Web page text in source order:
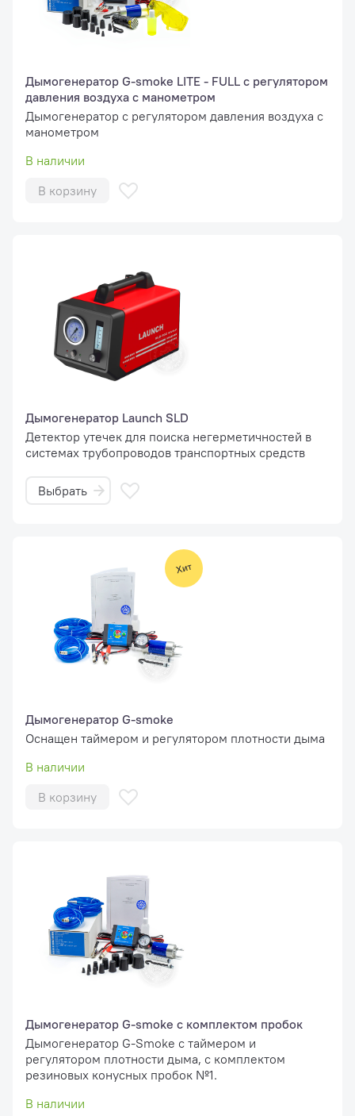
Дымогенератор G-smoke LITE - FULL с регулятором
давления воздуха с манометром
Дымогенератор с регулятором давления воздуха с
манометром
В наличии
В корзину
Дымогенератор Launch SLD
Детектор утечек для поиска негерметичностей в
системах трубопроводов транспортных средств
Выбрать
Дымогенератор G-smoke
Оснащен таймером и регулятором плотности дыма
В наличии
В корзину
Дымогенератор G-smoke с комплектом пробок
Дымогенератор G-Smoke с таймером и
регулятором плотности дыма, с комплектом
резиновых конусных пробок №1.
В наличии